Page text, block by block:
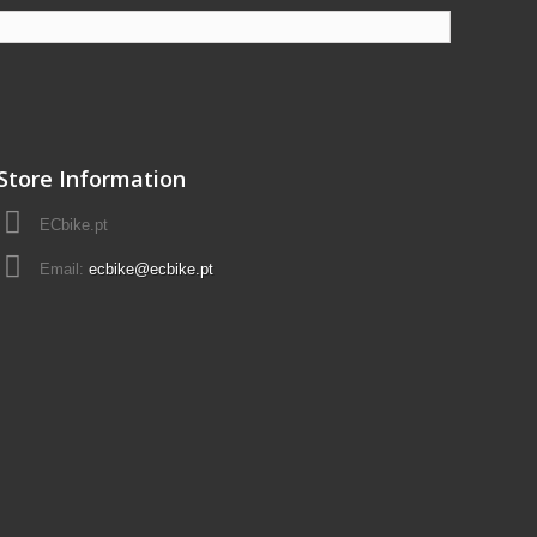
Information
ECbike.pt
Email: ecbike@ecbike.pt